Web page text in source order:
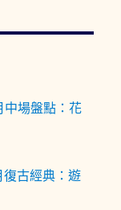
場盤點：花
古經典：遊